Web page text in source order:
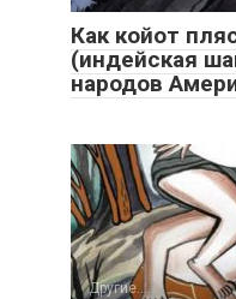
Как койот
(индейская
народов
Другие...